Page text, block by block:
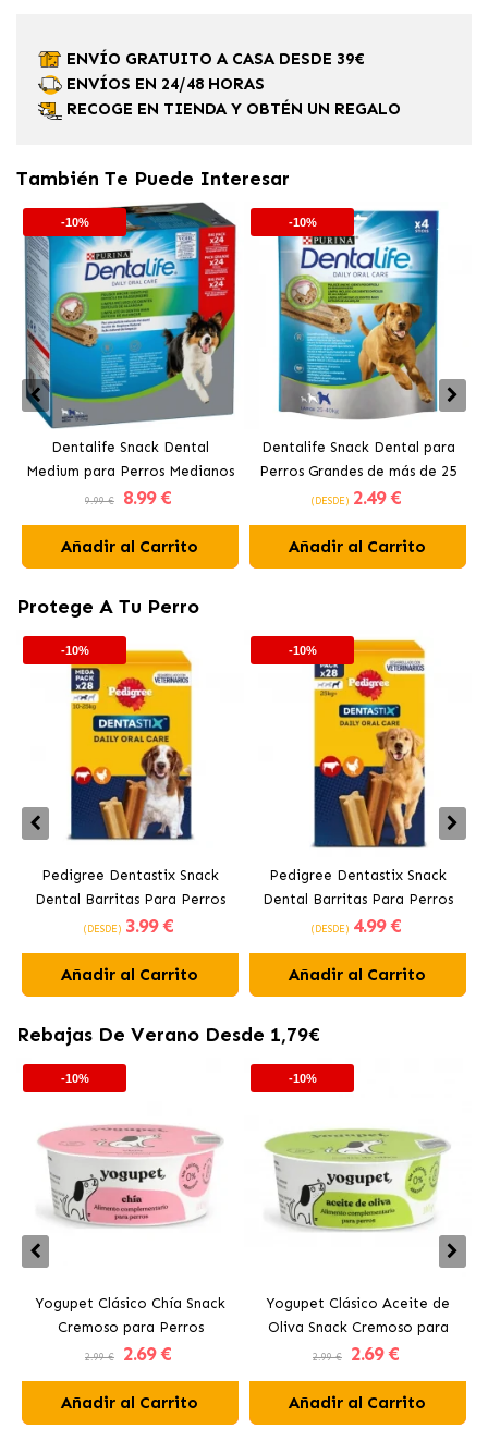
ENVÍO GRATUITO A CASA DESDE 39€
ENVÍOS EN 24/48 HORAS
RECOGE EN TIENDA Y OBTÉN UN REGALO
También Te Puede Interesar
-10%
Dentalife Snack Dental
Medium para Perros Medianos
de 12 a 25 kg
9.99 € 8.99 €
Añadir al Carrito
-10%
Dentalife Snack Dental para
Perros Grandes de más de 25
kg
(DESDE) 2.49 €
Añadir al Carrito
Protege A Tu Perro
-10%
Pedigree Dentastix Snack
Dental Barritas Para Perros
Medianos 10-25 kg
(DESDE) 3.99 €
Añadir al Carrito
-10%
Pedigree Dentastix Snack
Dental Barritas Para Perros
Grandes +25 kg
(DESDE) 4.99 €
Añadir al Carrito
Rebajas De Verano Desde 1,79€
-10%
Yogupet Clásico Chía Snack
Cremoso para Perros
2.99 € 2.69 €
Añadir al Carrito
-10%
Yogupet Clásico Aceite de
Oliva Snack Cremoso para
Perros
2.99 € 2.69 €
Añadir al Carrito